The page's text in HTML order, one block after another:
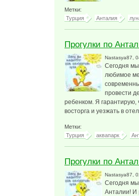
Метки:
Турция
Анталия
Прогулки по
Nastasya87 ,
Сегодня
любимое
провести
ребенком. Я гарантирую,
восторга и уезжать в
Метки:
Турция
аквапарк
Прогулки по
Nastasya87 ,
Сегодня мы
Анталии! И